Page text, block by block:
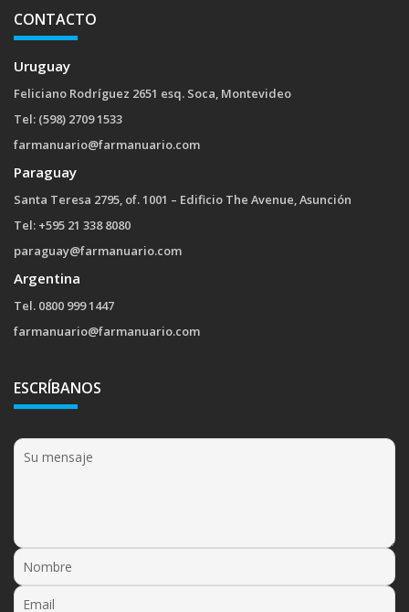
CONTACTO
Uruguay
Feliciano Rodríguez 2651 esq. Soca, Montevideo
Tel: (598) 2709 1533
farmanuario@farmanuario.com
Paraguay
Santa Teresa 2795, of. 1001 – Edificio The Avenue, Asunción
Tel: +595 21 338 8080
paraguay@farmanuario.com
Argentina
Tel. 0800 999 1447
farmanuario@farmanuario.com
ESCRÍBANOS